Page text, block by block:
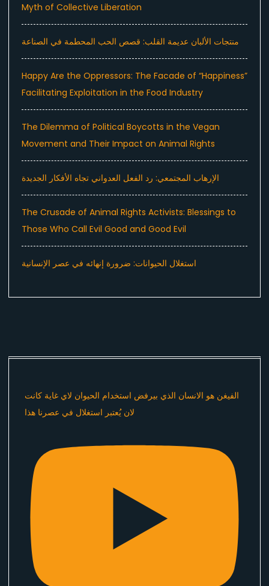
Myth of Collective Liberation
منتجات الألبان عديمة القلب: قصص الحب المحطمة في الصناعة
Happy Are the Oppressors: The Facade of “Happiness”
Facilitating Exploitation in the Food Industry
The Dilemma of Political Boycotts in the Vegan
Movement and Their Impact on Animal Rights
الإرهاب المجتمعي: رد الفعل العدواني تجاه الأفكار الجديدة
The Crusade of Animal Rights Activists: Blessings to
Those Who Call Evil Good and Good Evil
استغلال الحيوانات: ضرورة إنهائه في عصر الإنسانية
الفيغن هو الانسان الذي بيرفض استخدام الحيوان لاي غاية كانت